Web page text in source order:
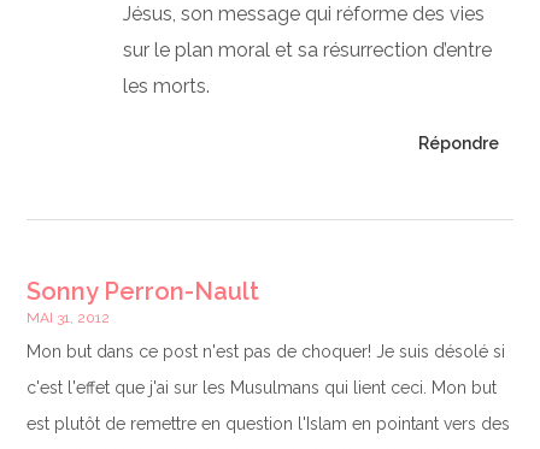
Jésus, son message qui réforme des vies
sur le plan moral et sa résurrection d’entre
les morts.
Répondre
Sonny Perron-Nault
MAI 31, 2012
Mon but dans ce post n'est pas de choquer! Je suis désolé si
c'est l'effet que j'ai sur les Musulmans qui lient ceci. Mon but
est plutôt de remettre en question l'Islam en pointant vers des